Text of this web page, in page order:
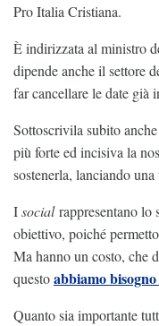
Pro Italia Cristiana.
È indirizzata al ministro
dipende anche il settore
far cancellare le date già
Sottoscrivila subito
più forte ed incisiva la
sostenerla, lanciando una
Isocialrappresentano lo
obiettivo, poiché
Ma hanno un costo, che
questoabbiamo
Quanto sia importante